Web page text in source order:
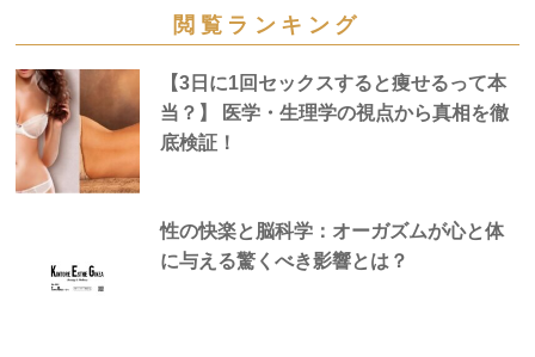
閲覧ランキング
【3日に1回セックスすると痩せるって本
当？】 医学・生理学の視点から真相を徹
底検証！
性の快楽と脳科学：オーガズムが心と体
に与える驚くべき影響とは？